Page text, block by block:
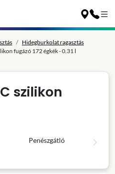
Hidegburkolat ragasztás
fugázó 172 égkék - 0.31 l
szilikon
Penészgátló